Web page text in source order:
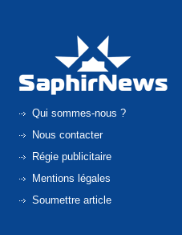
Qui sommes-nous ?
Nous contacter
Régie publicitaire
Mentions légales
Soumettre article